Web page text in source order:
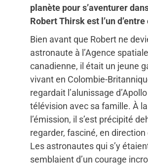
planète pour s’aventurer
Robert Thirsk est l’un d’entre
Bien avant que Robert ne
astronaute à l’Agence spatiale
canadienne, il était un jeune
vivant en Colombie-
regardait l’alunissage
télévision avec sa famille. À
l’émission, il s’est précipité
regarder, fasciné, en direction
Les astronautes qui s’y
semblaient d’un courage